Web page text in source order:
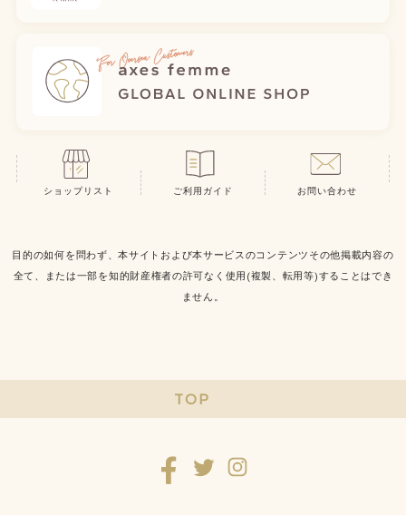
ショップリスト ご利用ガイド お問い合わせ
目的の如何を問わず、本サイトおよび本サービスのコンテンツその他掲載内容の
全て、または一部を知的財産権者の許可なく使用(複製、転用等)することはでき
ません。
TOP